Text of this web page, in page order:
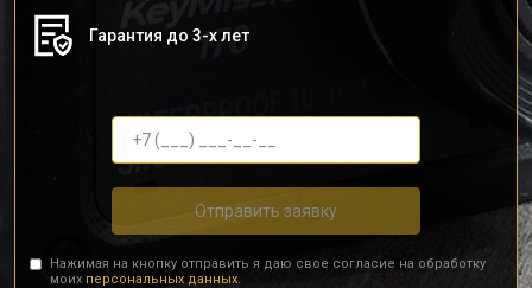
Гарантия до 3-х лет
Отправить заявку
Нажимая на кнопку отправить я даю свое согласие на обработку
моих персональных данных.